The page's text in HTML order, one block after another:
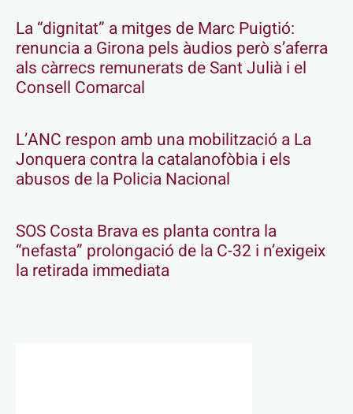
La “dignitat” a mitges de Marc Puigtió:
renuncia a Girona pels àudios però s’aferra
als càrrecs remunerats de Sant Julià i el
Consell Comarcal
L’ANC respon amb una mobilització a La
Jonquera contra la catalanofòbia i els
abusos de la Policia Nacional
SOS Costa Brava es planta contra la
“nefasta” prolongació de la C-32 i n’exigeix
la retirada immediata